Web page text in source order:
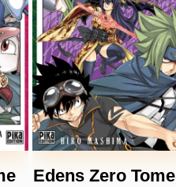
Edens Zero Tome